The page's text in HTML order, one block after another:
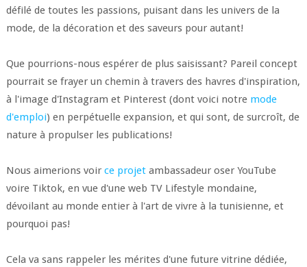
défilé de toutes les passions, puisant dans les univers de la
mode, de la décoration et des saveurs pour autant!
Que pourrions-nous espérer de plus saisissant? Pareil concept
pourrait se frayer un chemin à travers des havres d'inspiration,
à l'image d'Instagram et Pinterest (dont voici notre mode
d'emploi) en perpétuelle expansion, et qui sont, de surcroît, de
nature à propulser les publications!
Nous aimerions voir ce projetambassadeur oser YouTube
voire Tiktok, en vue d'une web TV Lifestyle mondaine,
dévoilant au monde entier à l'art de vivre à la tunisienne, et
pourquoi pas!
Cela va sans rappeler les mérites d'une future vitrine dédiée,